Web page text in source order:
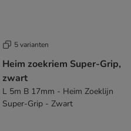
5 varianten
Heim zoekriem Super-Grip,
zwart
L 5m B 17mm - Heim Zoeklijn
Super-Grip - Zwart